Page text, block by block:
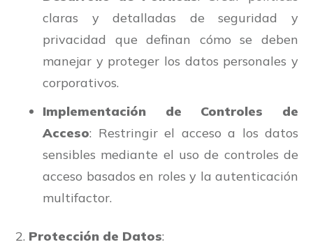
claras y detalladas de seguridad y
privacidad que definan cómo se deben
manejar y proteger los datos personales y
corporativos.
Implementación de Controles de
Acceso: Restringir el acceso a los datos
sensibles mediante el uso de controles de
acceso basados en roles y la autenticación
multifactor.
Protección de Datos: